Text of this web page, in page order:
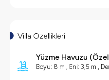
Villa Özellikleri
Yüzme Havuzu (
Boyu: 8 m , Eni: 3,5 m ,